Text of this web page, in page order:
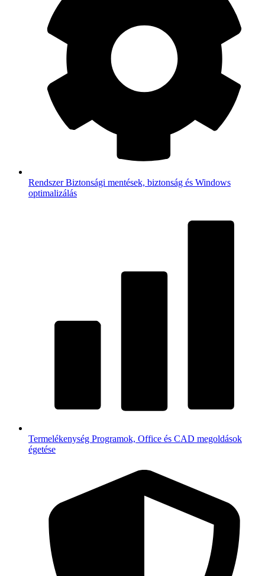
RendszerBiztonsági mentések, biztonság és Windows
optimalizálás
Termelékenység Programok, Office és CAD megoldások
égetése